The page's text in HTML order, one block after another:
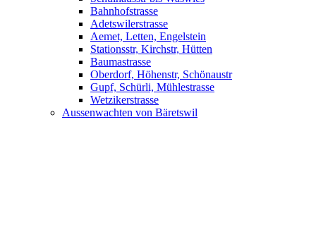
Bahnhofstrasse
Adetswilerstrasse
Aemet, Letten, Engelstein
Stationsstr, Kirchstr, Hütten
Baumastrasse
Oberdorf, Höhenstr, Schönaustr
Gupf, Schürli, Mühlestrasse
Wetzikerstrasse
Aussenwachten von Bäretswil